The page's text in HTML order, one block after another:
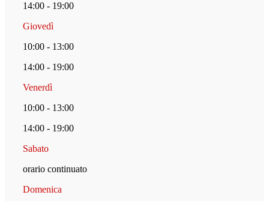
14:00 - 19:00
Giovedì
10:00 - 13:00
14:00 - 19:00
Venerdì
10:00 - 13:00
14:00 - 19:00
Sabato
orario continuato
Domenica